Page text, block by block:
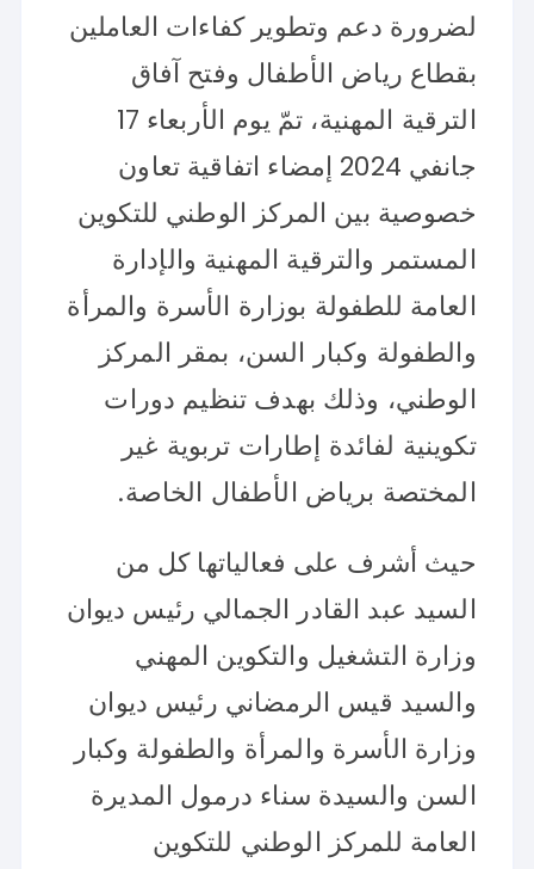
لضرورة دعم وتطوير كفاءات العاملين
بقطاع رياض الأطفال وفتح آفاق
الترقية المهنية، تمّ يوم الأربعاء 17
جانفي 2024 إمضاء اتفاقية تعاون
خصوصية بين المركز الوطني للتكوين
المستمر والترقية المهنية والإدارة
العامة للطفولة بوزارة الأسرة والمرأة
والطفولة وكبار السن، بمقر المركز
الوطني، وذلك بهدف تنظيم دورات
تكوينية لفائدة إطارات تربوية غير
المختصة برياض الأطفال الخاصة.
حيث أشرف على فعالياتها كل من
السيد عبد القادر الجمالي رئيس ديوان
وزارة التشغيل والتكوين المهني
والسيد قيس الرمضاني رئيس ديوان
وزارة الأسرة والمرأة والطفولة وكبار
السن والسيدة سناء درمول المديرة
العامة للمركز الوطني للتكوين